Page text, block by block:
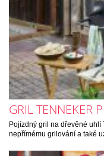
GRIL TENNEKER
Pojízdný gril na dřevěné uhlí
nepřímému grilování a také